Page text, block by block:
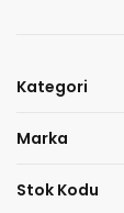
Kategori
Marka
Stok Kodu